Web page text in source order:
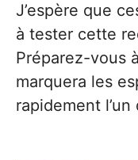
J’espère que
à tester cette
Préparez-vous
marquera les
rapidement